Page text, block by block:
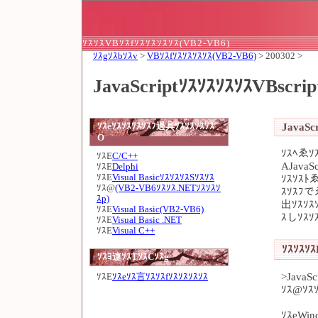
ｿｽｿｽVBｿｽfｿｽｿｽｿｽｿｽ(VB2-VB6)
ｿｽgｿｽbｿｽv > VBｿｽfｿｽｿｽｿｽｿｽ(VB2-VB6) > 200302 >
JavaScriptｿｽｿｽｿｽｿｽ
ｿｽeｿｽｿｽｿｽｿｽﾌ過具ｿｽｿｽｿｽｿｽ
O
ｿｽEC/C++
ｿｽEDelphi
ｿｽEVisual BasicｿｽｿｽｿｽSｿｽｿｽ
ｿｽ@(VB2-VB6ｿｽｿｽ.NETｿｽｿｽｿ
ｽp)
ｿｽEVisual Basic(VB2-VB6)
ｿｽEVisual Basic .NET
ｿｽEVisual C++
ｿｽﾖ連ｿｽTｿｽCｿｽg
ｿｽEｿｽeｿｽ言ｿｽｿｽfｿｽｿｽｿｽｿｽ
ｿｽﾍゑｿ
ｿｽｿｽﾄ
ｽｿｽﾌで
出ｿｽｿｽ
ｽしｿｽｿ
ｿｽｿｽｿ
ｿｽ@ｿｽ
ｿｽ